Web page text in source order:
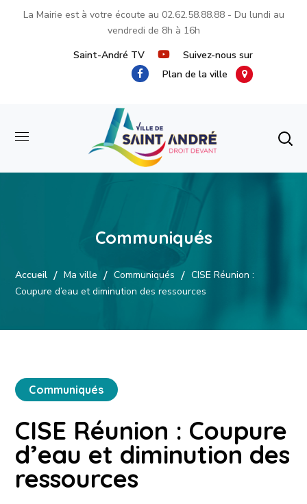
La Mairie est à votre écoute au 02.62.58.88.88- Du lundi au
vendredi de 8h à 16h
Saint-André TV
Suivez-nous sur
Plan de la ville
Communiqués
Accueil Ma ville Communiqués
CISE Réunion :
Coupure d’eau et diminution des ressources
Communiqués
CISE Réunion : Coupure
d’eau et diminution des
ressources